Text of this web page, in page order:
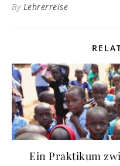
By Lehrerreise
Ein Praktikum